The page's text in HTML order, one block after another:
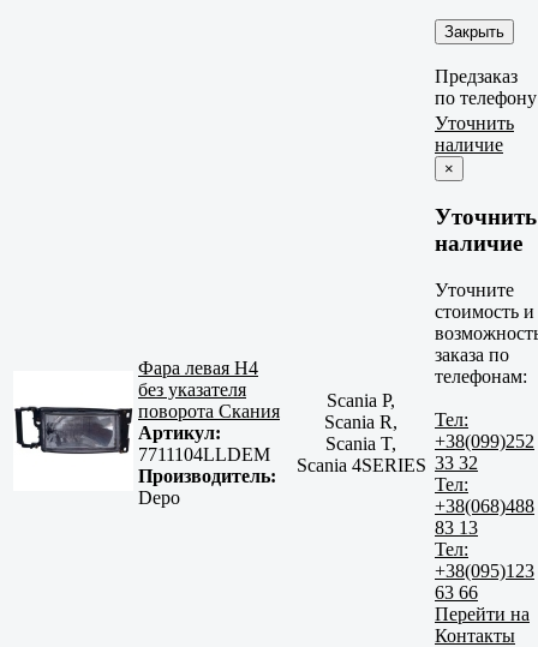
Закрыть
Предзаказ
по телефону
Фара левая H4
без указателя
поворота Скания
Артикул:
7711104LLDEM
Производитель:
Depo
Scania P,
Scania R,
Scania T,
Scania 4SERIES
Уточнить
наличие
×
Уточнить
наличие
Уточните
стоимость и
заказа по
телефонам:
Тел:
+38(099)252
33 32
Тел:
+38(068)488
83 13
Тел:
+38(095)123
63 66
Перейти на
Контакты